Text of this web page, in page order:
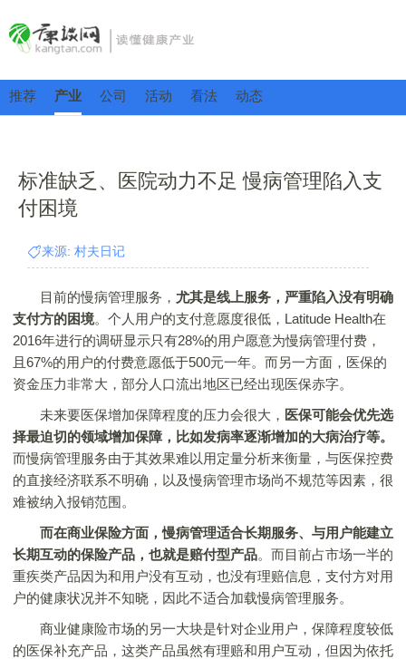
推荐 产业 公司 活动 看法 动态
标准缺乏、医院动力不足 慢病管理陷入支
付困境
来源: 村夫日记
目前的慢病管理服务， 尤其是线上服务，严重陷入没有明确
支付方的困境。个人用户的支付意愿度很低，Latitude Health在
2016年进行的调研显示只有28%的用户愿意为慢病管理付费，
且67%的用户的付费意愿低于500元一年。而另一方面，医保的
资金压力非常大，部分人口流出地区已经出现医保赤字。
未来要医保增加保障程度的压力会很大， 医保可能会优先选
择最迫切的领域增加保障，比如发病率逐渐增加的大病治疗等。
而慢病管理服务由于其效果难以用定量分析来衡量，与医保控费
的直接经济联系不明确，以及慢病管理市场尚不规范等因素，很
难被纳入报销范围。
而在商业保险方面，慢病管理适合长期服务、与用户能建立
长期互动的保险产品，也就是赔付型产品。而目前占市场一半的
重疾类产品因为和用户没有互动，也没有理赔信息，支付方对用
户的健康状况并不知晓，因此不适合加载慢病管理服务。
商业健康险市场的另一大块是针对企业用户，保障程度较低
的医保补充产品，这类产品虽然有理赔和用户互动，但因为依托